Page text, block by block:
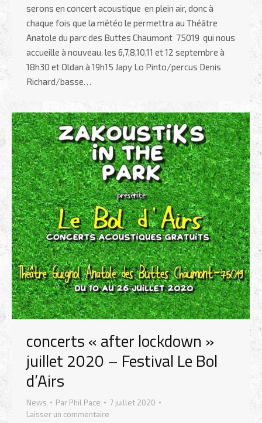
serons en concert acoustique en plein air, donc à
chaque fois que la météo le permettra au Théâtre
Anatole du parc des Buttes Chaumont 75019 qui nous
accueille à nouveau. les 6,7,8,10,11 et 12 septembre à
18h30 et Oldan à 19h15 Japy Lo Pinto/percus Denis
Richard/basse…
concerts « after lockdown »
juillet 2020 – Festival Le Bol
d’Airs
News Par Phil Pace
7 juillet 2020
Laisser un commentaire